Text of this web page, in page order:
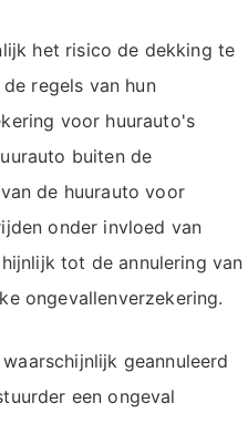
het risico de dekking te
regels van hun
voor huurauto's
buiten de
de huurauto voor
onder invloed van
tot de annulering van
ongevallenverzekering.
geannuleerd
een ongeval